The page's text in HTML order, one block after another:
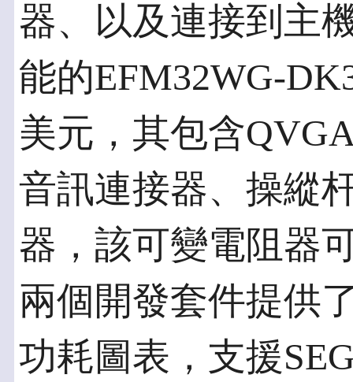
器、以及連接到主
能的EFM32WG-
美元，其包含
音訊連接器、操縱
器，該可變電阻器
兩個開發套件提供
功耗圖表，支援